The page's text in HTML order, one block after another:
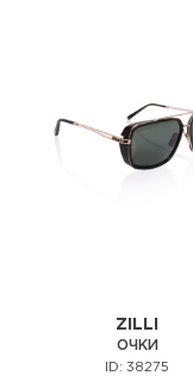
ZILLI
ОЧКИ
ID: 38275